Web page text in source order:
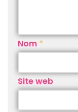
Nom *
Site web